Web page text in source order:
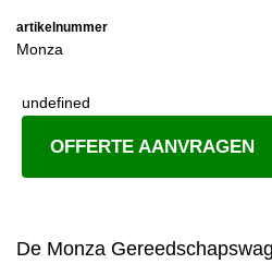
artikelnummer
Monza
undefined
OFFERTE AANVRAGEN
De Monza